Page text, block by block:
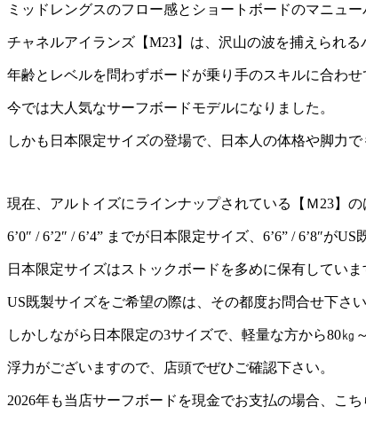
ミッドレングスのフロー感とショートボードのマニュ
チャネルアイランズ【M23】は、沢山の波を捕えられ
年齢とレベルを問わずボードが乗り手のスキルに合わせ
今では大人気なサーフボードモデルになりました。
しかも日本限定サイズの登場で、日本人の体格や脚力
現在、アルトイズにラインナップされている【Ｍ23】の
6’0″ / 6’2″ / 6’4” までが日本限定サイズ、6’6” / 6’8″がUS
日本限定サイズはストックボードを多めに保有してい
US既製サイズをご希望の際は、その都度お問合せ下さい
しかしながら日本限定の3サイズで、軽量な方から80㎏
浮力がございますので、店頭でぜひご確認下さい。
2026年も当店サーフボードを現金でお支払の場合、こ